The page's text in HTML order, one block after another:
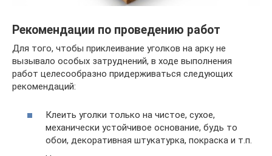
Рекомендации по проведению работ
Для того, чтобы приклеивание уголков на арку не
вызывало особых затруднений, в ходе выполнения
работ целесообразно придерживаться следующих
рекомендаций:
Клеить уголки только на чистое, сухое,
механически устойчивое основание, будь то
обои, декоративная штукатурка, покраска и т.п.